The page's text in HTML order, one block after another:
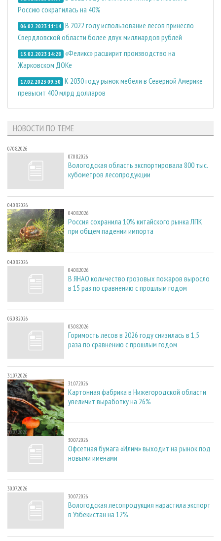
Россию сократилась на 40%
06.02.2023 11:14 В 2022 году использование лесов принесло
Свердловской области более двух миллиардов рублей
13.02.2023 14:28 «Феликс» расширит производство на
Жарковском ДОКе
17.02.2023 09:50 К 2030 году рынок мебели в Северной Америке
превысит 400 млрд долларов
НОВОСТИ ПО ТЕМЕ
07.08.2026
07.08.2026
Вологодская область экспортировала 800 тыс.
кубометров лесопродукции
04.08.2026
04.08.2026
Россия сохранила 10% китайского рынка ЛПК
при общем падении импорта
04.08.2026
04.08.2026
В ЯНАО количество грозовых пожаров выросло
в 15 раз по сравнению с прошлым годом
03.08.2026
03.08.2026
Горимость лесов в 2026 году снизилась в 1,5
раза по сравнению с прошлым годом
31.07.2026
31.07.2026
Картонная фабрика в Нижегородской области
увеличит выработку на 26%
30.07.2026
30.07.2026
Офсетная бумага «Илим» выходит на рынок под
новыми именами
30.07.2026
30.07.2026
Вологодская лесопродукция нарастила экспорт
в Узбекистан на 12%